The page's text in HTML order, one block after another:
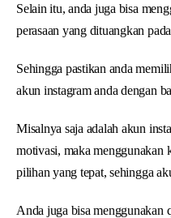
Selain itu, anda juga bisa
perasaan yang dituangkan
Sehingga pastikan anda
akun instagram anda dengan
Misalnya saja adalah akun
motivasi, maka menggunakan
pilihan yang tepat, sehingga
Anda juga bisa menggunakan